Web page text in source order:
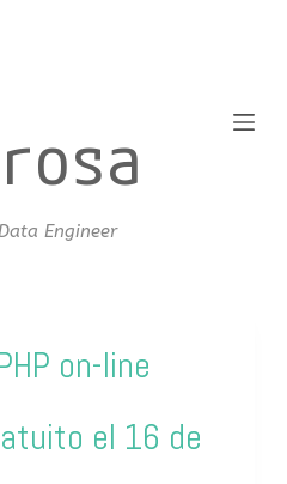
Engineer
on-line
el 16 de